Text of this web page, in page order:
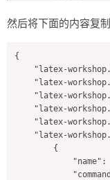
然后将下面的内容复
{
"latex-
"latex-
"latex-
"latex-
"latex-
"latex-
        {
"name":